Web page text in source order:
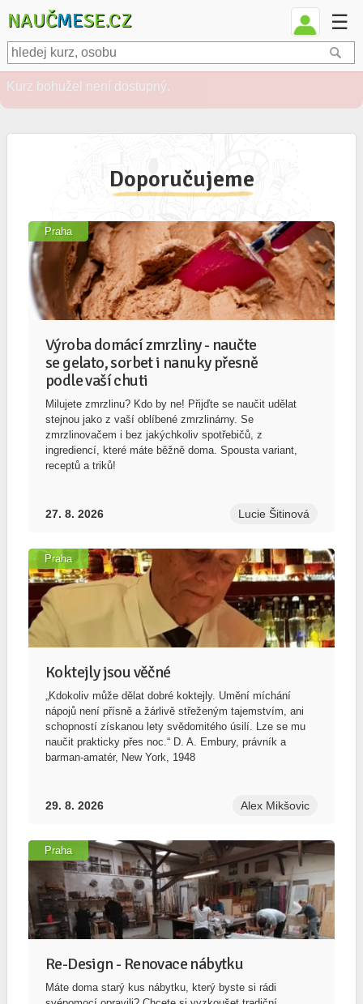
NAUČMESE.CZ ☰
Doporučujeme
Výroba domácí zmrzliny - naučte
se gelato, sorbet i nanuky přesně
Milujete zmrzlinu? Kdo by ne! Přijďte se naučit udělat
stejnou jako z vaší oblíbené zmrzlinárny. Se
zmrzlinovačem i bez jakýchkoliv spotřebičů, z
ingrediencí, které máte běžně doma. Spousta variant,
receptů a triků!
27. 8. 2026
Koktejly jsou věčné
„Kdokoliv může dělat dobré koktejly. Umění míchání
schopností získanou lety svědomitého úsilí. Lze se mu
naučit prakticky přes noc.“ D. A. Embury, právník a
barman-amatér, New York, 1948
29. 8. 2026
Re-Design - Renovace nábytku
Máte doma starý kus nábytku, který byste si rádi
truhlářské řemeslo? Máte v hlavě projekt, který byste rádi
zrealizovali, ale nemáte vhodné prostory a potřebné
vybavení?